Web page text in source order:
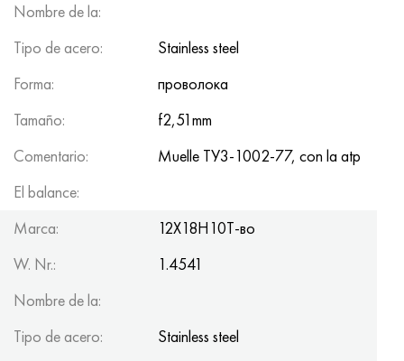
Nombre de la:
Tipo de acero:
Stainless steel
Forma:
проволока
Tamaño:
f2,51mm
Comentario:
Muelle ТУ3-1002-77, con la atp
El balance:
Marca:
12Х18Н10Т-во
W. Nr.:
1.4541
Nombre de la:
Tipo de acero:
Stainless steel